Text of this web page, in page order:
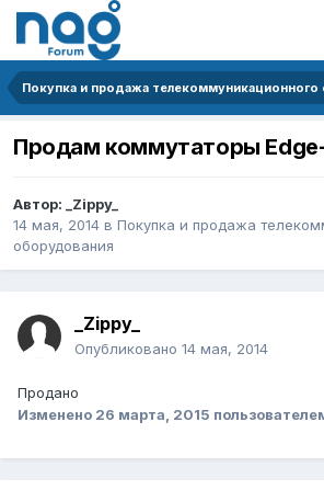
Продам коммутаторы
Автор: _Zippy_
14 мая, 2014 в Покупка и продажа
оборудования
_Zippy_
Опубликовано 14 мая, 2014
Продано
Изменено 26 марта, 2015